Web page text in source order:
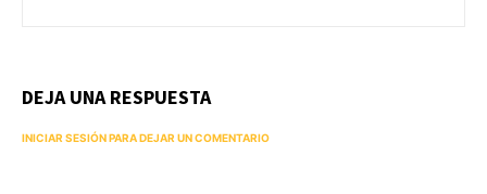
DEJA UNA RESPUESTA
INICIAR SESIÓN PARA DEJAR UN COMENTARIO